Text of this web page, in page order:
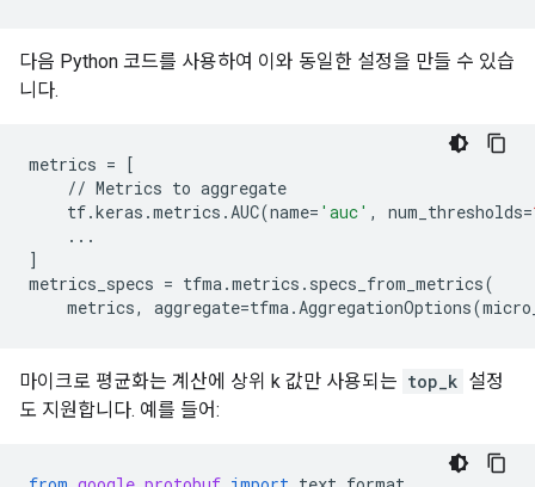
다음 Python 코드를 사용하여 이와 동일한 설정을 만들 수 있습
니다.
metrics = [
// Metrics to aggregate
tf.keras .metrics .AUC(name= 'auc' , num_thresholds=
...
]
metrics_specs = tfma.metrics . specs_from_metrics(
metrics, aggregate=tfma.AggregationOptions(
마이크로 평균화는 계산에 상위 k 값만 사용되는 top_k 설정
도 지원합니다. 예를 들어: